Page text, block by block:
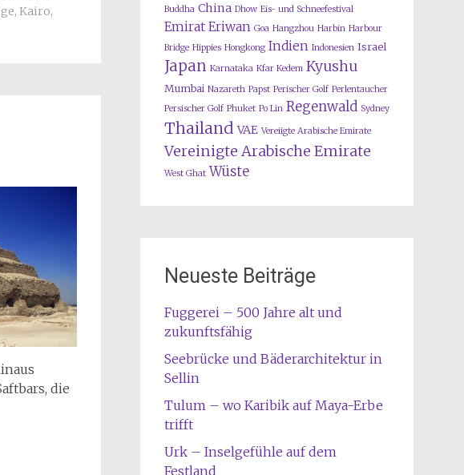
, Kairo,
die
Buddha China Dhow Eis- und Schneefestival
Emirat Eriwan Goa Hangzhou Harbin Harbour
Bridge Hippies Hongkong Indien Indonesien Israel
Japan Karnataka Kfar Kedem Kyushu
Mumbai Nazareth Papst Perischer Golf Perlentaucher
Persischer Golf Phuket Po Lin Regenwald Sydney
Thailand VAE Vereiigte Arabische Emirate
Vereinigte Arabische Emirate
West Ghat Wüste
Neueste Beiträge
Fuggerei – 500 Jahre alt und
zukunftsfähig
Seebrücke und Bäderarchitektur in
Sellin
Tulum – wo Karibik auf Maya-Erbe
trifft
Urk – Inselgefühle auf dem
Festland